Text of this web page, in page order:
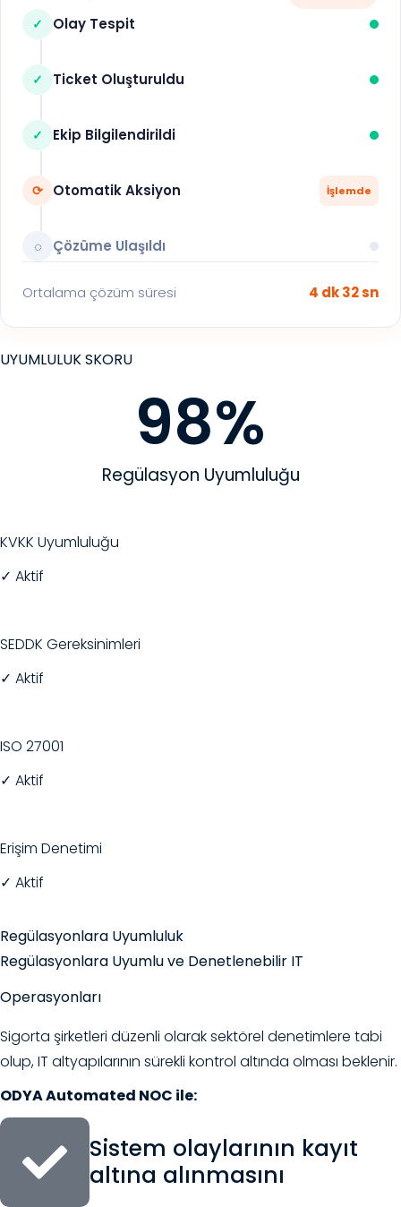
✓ Olay Tespit
✓ Ticket Oluşturuldu
✓ Ekip Bilgilendirildi
⟳ Otomatik Aksiyon İşlemde
◌ Çözüme Ulaşıldı
Ortalama çözüm süresi 4 dk 32 sn
UYUMLULUK SKORU
Regülasyon Uyumluluğu
98%
KVKK Uyumluluğu
✓ Aktif
SEDDK Gereksinimleri
✓ Aktif
ISO 27001
✓ Aktif
Erişim Denetimi
✓ Aktif
Regülasyonlara Uyumluluk
Regülasyonlara Uyumlu ve Denetlenebilir IT
Operasyonları
Sigorta şirketleri düzenli olarak sektörel denetimlere tabi
olup, IT altyapılarının sürekli kontrol altında olması beklenir.
ODYA Automated NOC ile:
Sistem olaylarının kayıt
altına alınmasını